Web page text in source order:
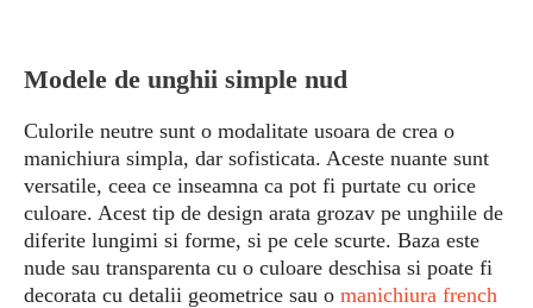
Modele de unghii simple nud
Culorile neutre sunt o modalitate usoara de crea o
manichiura simpla, dar sofisticata. Aceste nuante sunt
versatile, ceea ce inseamna ca pot fi purtate cu orice
culoare. Acest tip de design arata grozav pe unghiile de
diferite lungimi si forme, si pe cele scurte. Baza este
nude sau transparenta cu o culoare deschisa si poate fi
decorata cu detalii geometrice sau o manichiura french